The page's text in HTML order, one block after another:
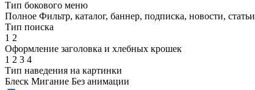
Тип бокового меню
Полное Фильтр, каталог, баннер, подписка, новости, статьи
Тип поиска
1 2
Оформление заголовка и хлебных крошек
1 2 3 4
Тип наведения на картинки
Блеск Мигание Без анимации